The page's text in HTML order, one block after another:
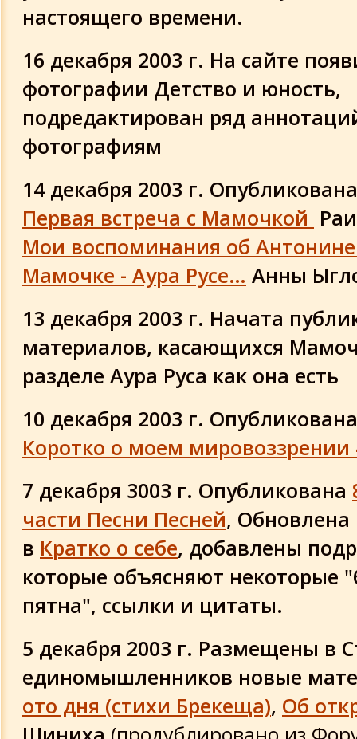
настоящего времени.
16 декабря 2003 г. На сайте
фотографии Детство и юность,
подредактирован ряд
фотографиям
14 декабря 2003 г.
Первая встреча с Мамочкой
Мои воспоминания об
Мамочке - Аура Русе… Анны
13 декабря 2003 г. Начата
материалов, касающихся
разделе Аура Руса как она есть
10 декабря 2003 г.
Коротко о моем мировоззрении
7 декабря 3003 г. Опубликована
части Песни Песней,
в Кратко о себе, добавлены
которые объясняют некоторые
пятна", ссылки и цитаты.
5 декабря 2003 г. Размещены в
единомышленников новые
ото дня (стихи Брекеща), Об